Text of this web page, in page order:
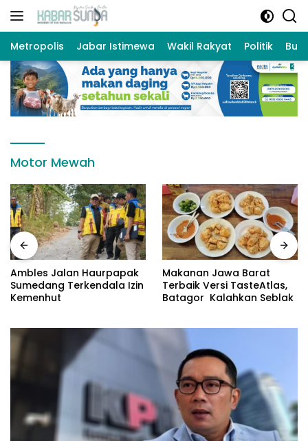
Langsung
Metropolis Jabar Istimewa Wakil Rakyat Politik
Motor Mewah
Ambles Jalan Haurpapak
Sumedang Terkendala Izin
Kemenhut
Makanan Jawa Barat
Terbaik Versi TasteAtlas,
Batagor Kalahkan Seblak